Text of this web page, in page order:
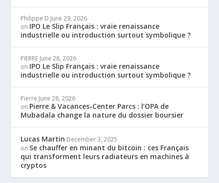
Philippe D June 29, 2026
on IPO Le Slip Français : vraie renaissance
industrielle ou introduction surtout symbolique ?
PIERRE June 28, 2026
on IPO Le Slip Français : vraie renaissance
industrielle ou introduction surtout symbolique ?
Pierre June 28, 2026
on Pierre & Vacances-Center Parcs : l’OPA de
Mubadala change la nature du dossier boursier
Lucas Martin December 3, 2025
on Se chauffer en minant du bitcoin : ces Français
qui transforment leurs radiateurs en machines à
cryptos